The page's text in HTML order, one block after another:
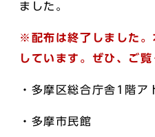
ました。
※配布は終了しました。
しています。 ぜひ、ご覧
・多摩区総合庁舎1階ア
・多摩市民館